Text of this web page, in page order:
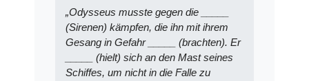
„Odysseus musste gegen die _____
(Sirenen) kämpfen, die ihn mit ihrem
Gesang in Gefahr _____ (brachten). Er
_____ (hielt) sich an den Mast seines
Schiffes, um nicht in die Falle zu